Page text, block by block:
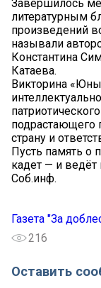
Завершилось
литературным
произведений
называли
Константина
Катаева.
Викторина
подрастающего
страну и
Пусть память о
кадет — и
Соб.инф.
Газета "За
216
Оставить